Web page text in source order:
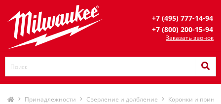
+7 (495) 777-14-94
+7 (800) 200-15-94
Заказать звонок
Принадлежности Сверление и долбление Коронки и